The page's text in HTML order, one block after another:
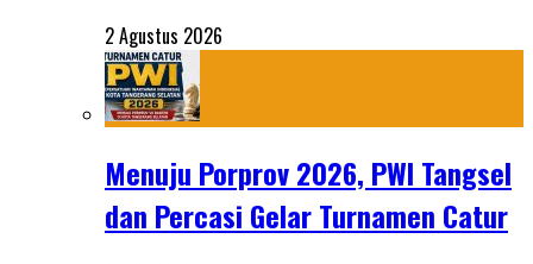
2 Agustus 2026
Menuju Porprov 2026, PWI Tangsel
dan Percasi Gelar Turnamen Catur